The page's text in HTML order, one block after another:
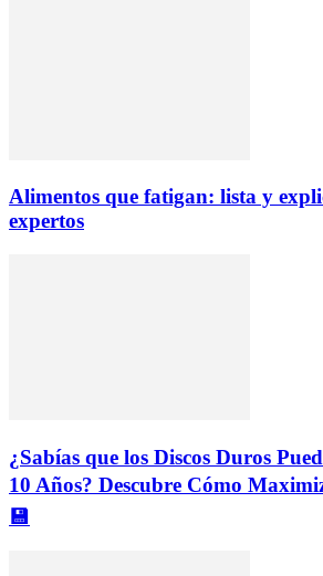
Alimentos que fatigan: lista y
expertos
¿Sabías que los Discos Duros
10 Años? Descubre Cómo
💾